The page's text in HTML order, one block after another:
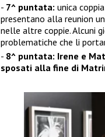
7^ puntata: unica
presentano alla reunion
nelle altre coppie. Alcuni
problematiche che li
8^ puntata: Irene e
sposati alla fine di